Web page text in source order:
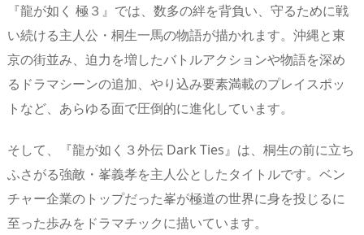
『龍が如く 極３』では、数多の絆を背負い、守るために戦
い続ける主人公・桐生一馬の物語が描かれます。沖縄と東
京の街並み、迫力を増したバトルアクションや物語を深め
るドラマシーンの追加、やり込み要素満載のプレイスポッ
トなど、あらゆる面で圧倒的に進化しています。
そして、『龍が如く３外伝 Dark Ties』は、桐生の前に立ち
ふさがる強敵・峯義孝を主人公としたタイトルです。ベン
チャー企業のトップだった峯が極道の世界に身を投じるに
至った歩みをドラマチックに描いています。